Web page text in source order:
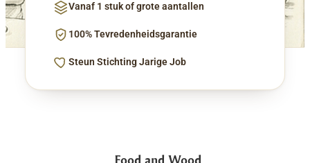
Vanaf 1 stuk of grote aantallen
100% Tevredenheidsgarantie
Steun Stichting Jarige Job
Food and Wood